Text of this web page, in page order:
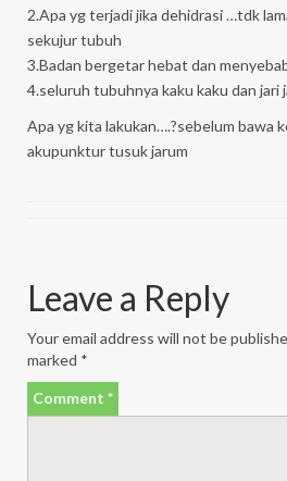
2.Apa yg terjadi jika dehidrasi …tdk
sekujur tubuh
3.Badan bergetar hebat dan
4.seluruh tubuhnya kaku kaku dan jari
Apa yg kita lakukan….?sebelum bawa
akupunktur tusuk jarum
Leave a Reply
Your email address will not be
marked *
Comment *